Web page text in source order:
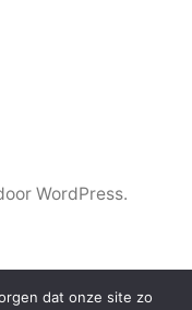
WordPress.
dat onze site zo